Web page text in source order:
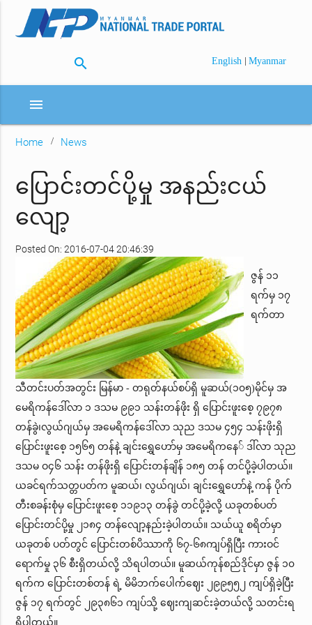
search English | Myanmar
menu
Home News
ပြောင်းတင်ပို့မှု အနည်းငယ်
လျော့
Posted On: 2016-07-04 20:46:39
ဇွန် ၁၁
ရက်မှ ၁၇
ရက်တာ
သီတင်းပတ်အတွင်း မြန်မာ - တရုတ်နယ်စပ်ရှိ မူဆယ်(၁၀၅)မိုင်မှ အ
မေရိကန်ဒေါ်လာ ၁ ဒသမ ၉၉၁ သန်းတန်ဖိုး ရှိ ပြောင်းဖူးစေ့ ၇၉၇၈
တန်ခွဲ၊လွယ်ဂျယ်မှ အမေရိကန်ဒေါ်လာ သုည ဒသမ ၄၅၄ သန်းဖိုးရှိ
ပြောင်းဖူးစေ့ ၁၅၆၅ တန်နဲ့ ချင်းရွှေဟော်မှ အမေရိကနေ် ဒါ်လာ သုည
ဒသမ ဝ၄၆ သန်း တန်ဖိုးရှိ ပြောင်းတန်ချိန် ၁၈၅ တန် တင်ပို့ခဲ့ပါတယ်။
ယခင်ရက်သတ္တပတ်က မူဆယ်၊ လွယ်ဂျယ်၊ ချင်းရွှေဟော်နဲ့ ကန် ပိုက်
တီးစခန်းစုံမှ ပြောင်းဖူးစေ့ ၁၁၉၁၃ တန်ခွဲ တင်ပို့ခဲ့လို့ ယခုတစ်ပတ်
ပြောင်းတင်ပို့မှု ၂၁၈၄ တန်လျော့နည်းခဲ့ပါတယ်။ သယ်ယူ စရိတ်မှာ
ယခုတစ် ပတ်တွင် ပြောင်းတစ်ပိဿာကို ၆၇-၆၈ကျပ်ရှိပြီး ကားဝင်
ရောက်မှု ၃၆ စီးရှိတယ်လို့ သိရပါတယ်။ မူဆယ်ကုန်စည်ဒိုင်မှာ ဇွန် ၁၀
ရက်က ပြောင်းတစ်တန် ရဲ့ မိမိဘက်ပေါက်ဈေး ၂၉၉၅၅၂ ကျပ်ရှိခဲ့ပြီး
ဇွန် ၁၇ ရက်တွင် ၂၉၃၈၆၁ ကျပ်သို့ ဈေးကျဆင်းခဲ့တယ်လို့ သတင်းရ
ရှိပါတယ်။